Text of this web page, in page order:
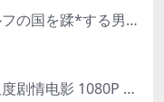
OVA巨*エルフ母娘催*#1エルフの国を蹂*する男。汚された女王と姫
B级文件 B컷 (2022) 韩国大尺度剧情电影 1080P 中字